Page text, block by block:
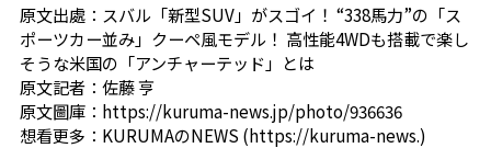
原文出處： スバル「新型SUV」がスゴイ！ “338馬力”の「ス
ポーツカー並み」クーペ風モデル！ 高性能4WDも搭載で楽し
そうな米国の「アンチャーテッド」とは
原文記者： 佐藤 亨
原文圖庫： https://kuruma-news.jp/photo/936636
想看更多： KURUMAのNEWS (https://kuruma-news.)